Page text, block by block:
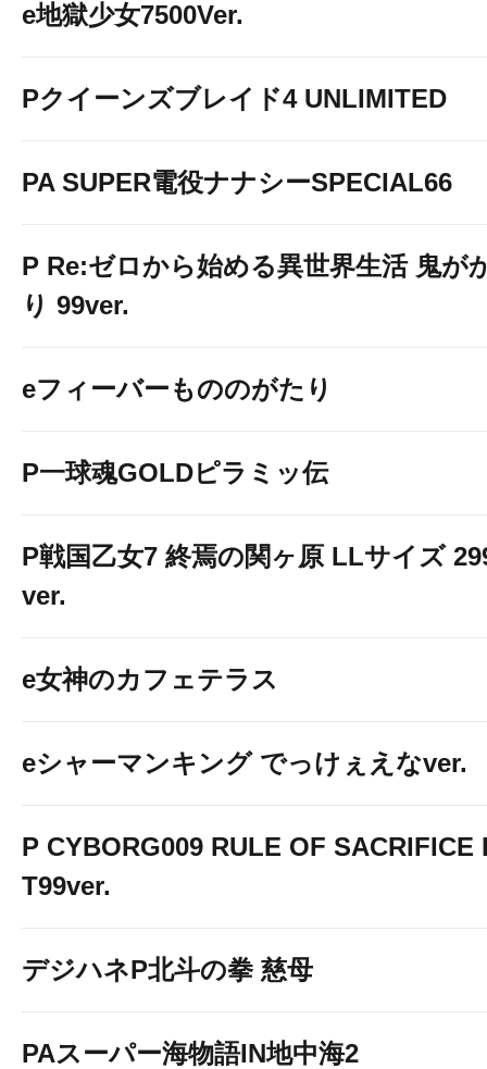
e地獄少女7500Ver.
Pクイーンズブレイド4 UNLIMITED
PA SUPER電役ナナシーSPECIAL66
P Re:ゼロから始める異世界生活 鬼が
り 99ver.
eフィーバーもののがたり
P一球魂GOLDピラミッ伝
P戦国乙女7 終焉の関ヶ原 LLサイズ
ver.
e女神のカフェテラス
eシャーマンキング でっけぇえなver.
P CYBORG009 RULE OF SACRIFICE
T99ver.
デジハネP北斗の拳 慈母
PAスーパー海物語IN地中海2